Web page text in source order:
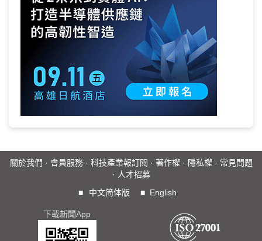
關於我們 · 會員服務· 科技產業報訂閱 · 著作權· 隱私權· 常見問題
· 人才招募
■
中文简体版 ■ English
下載新聞App